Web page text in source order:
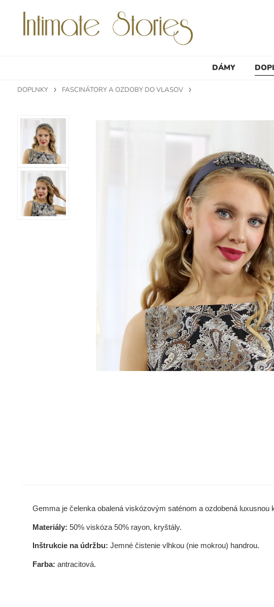
DÁMY
DOPLNKY FASCINÁTORY A OZDOBY DO VLASOV
Gemma je čelenka obalená viskózovým saténom a ozdobená luxusnou
Materiály: 50% viskóza 50% rayon, kryštály.
Inštrukcie na údržbu: Jemné čistenie vlhkou (nie mokrou) handrou.
Farba: antracitová.